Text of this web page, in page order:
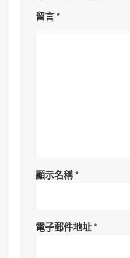
留言*
顯示名稱*
電子郵件地址*